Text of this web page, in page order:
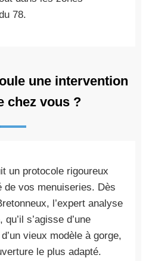
78.
une intervention
chez vous ?
un protocole rigoureux
de vos menuiseries. Dès
l’expert analyse
s’agisse d’une
vieux modèle à gorge,
le plus adapté.